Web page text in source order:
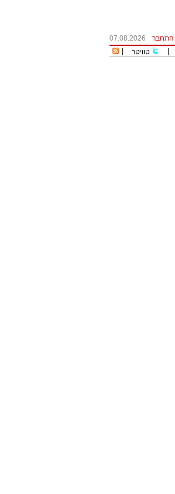
התחבר
07.08.2026
טוויטר